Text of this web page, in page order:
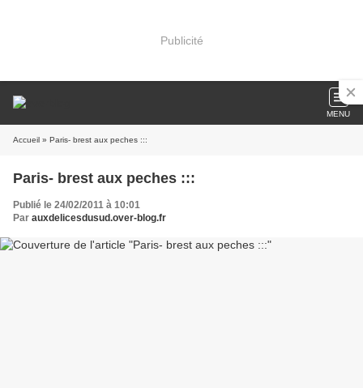
Publicité
MENU
Accueil » Paris- brest aux peches :::
Paris- brest aux peches :::
Publié le 24/02/2011 à 10:01
Par auxdelicesdusud.over-blog.fr